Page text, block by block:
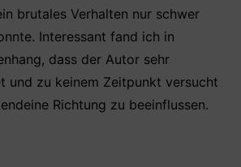
brutales Verhalten nur schwer
Interessant fand ich in
dass der Autor sehr
und zu keinem Zeitpunkt versucht
Richtung zu beeinflussen.